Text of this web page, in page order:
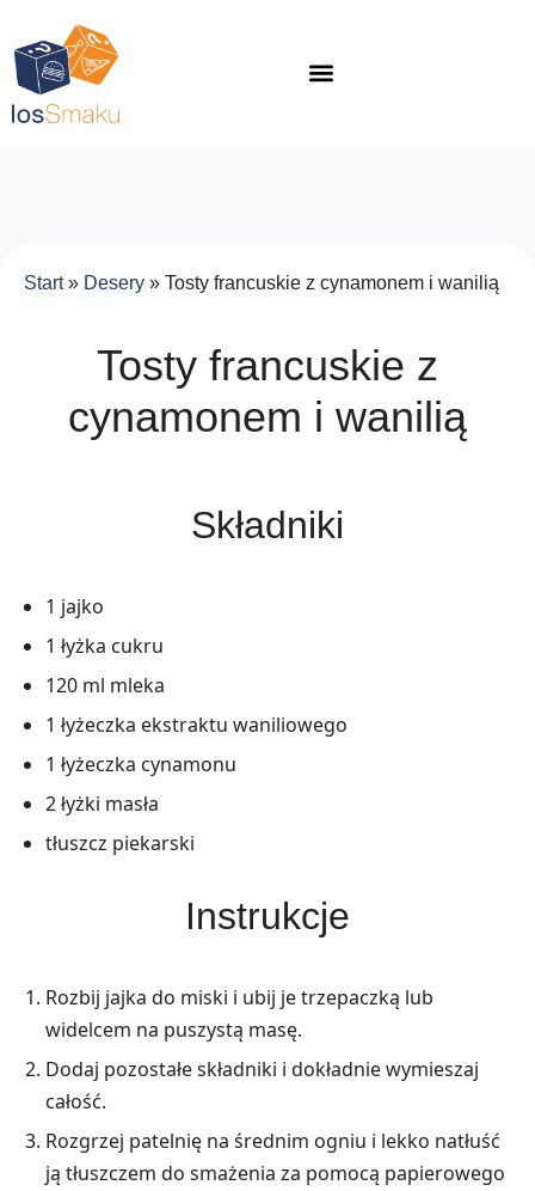
Start» Desery » Tosty francuskie z cynamonem i wanilią
Tosty francuskie z
cynamonem i wanilią
Składniki
1 jajko
1 łyżka cukru
120 ml mleka
1 łyżeczka ekstraktu waniliowego
1 łyżeczka cynamonu
2 łyżki masła
tłuszcz piekarski
Instrukcje
Rozbij jajka do miski i ubij je trzepaczką lub
widelcem na puszystą masę.
Dodaj pozostałe składniki i dokładnie wymieszaj
całość.
Rozgrzej patelnię na średnim ogniu i lekko natłuść
ją tłuszczem do smażenia za pomocą papierowego